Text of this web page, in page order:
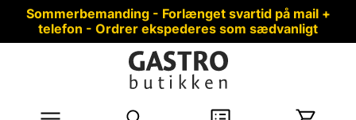
Sommerbemanding - Forlænget svartid på mail +
telefon - Ordrer ekspederes som sædvanligt